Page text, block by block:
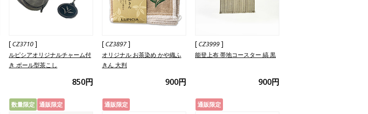
[ CZ3710]
ルピシアオリジナルチャーム付
き ボール型茶こし
850円
[ CZ3897]
オリジナル お茶染め かや織ふ
きん 大判
900円
[ CZ3999]
能登上布 帯地コースター 縞 黒
900円
数量限定 通販限定 通販限定 通販限定